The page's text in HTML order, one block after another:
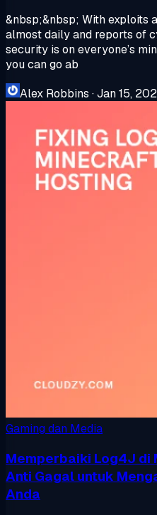
&nbsp;&nbsp; With exploits
almost daily and reports of
security is on everyone’s
you can go ab
Alex Robbins ·Jan 15,
Gaming dan Media
Memperbaiki Log4J di
Anti Gagal untuk
Anda